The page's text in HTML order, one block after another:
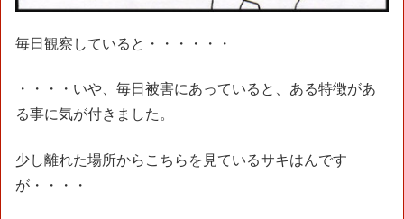
毎日観察していると・・・・・・
・・・・いや、毎日被害にあっていると、ある特徴があ
る事に気が付きました。
少し離れた場所からこちらを見ているサキはんです
が・・・・